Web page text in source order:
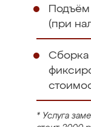
Подъём
(при
Сборка
* Услуга